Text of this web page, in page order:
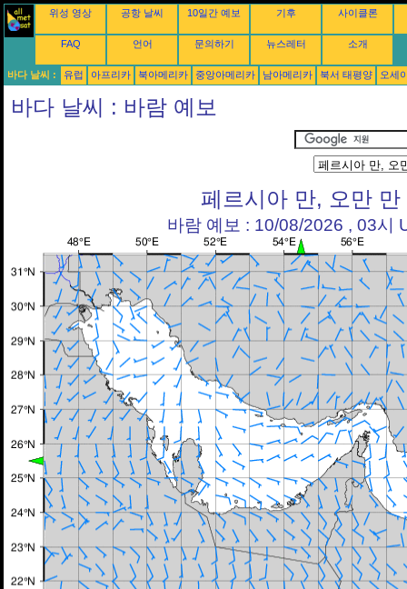
위성 영상 공항 날씨 10일간 예보 기후 사이클론
FAQ 언어 문의하기 뉴스레터 소개
바다 날씨 : 유럽 아프리카 북아메리카 중앙아메리카 남아메리카 북서 태평양 오세
바다 날씨 : 바람 예보
페르시아 만, 오만 만
바람 예보 : 10/08/2026 , 03시